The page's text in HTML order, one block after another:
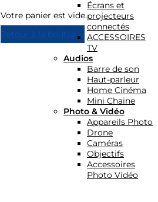
Votre panier est vide.
Retour à la boutique
Écrans et
projecteurs
connectés
ACCESSOIRES
TV
Audios
Barre de son
Haut-parleur
Home Cinéma
Mini Chaine
Photo & Vidéo
Appareils Photo
Drone
Caméras
Objectifs
Accessoires
Photo Vidéo